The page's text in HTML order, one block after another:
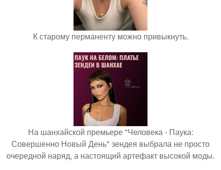
К старому перманенту можно привыкнуть.
На шанхайской премьере "Человека - Паука:
Совершенно Новый День" зендея выбрала не просто
очередной наряд, а настоящий артефакт высокой моды.